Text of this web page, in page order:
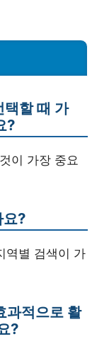
택할 때 가
?
이 가장 중요
요?
역별 검색이 가
과적으로 활
?